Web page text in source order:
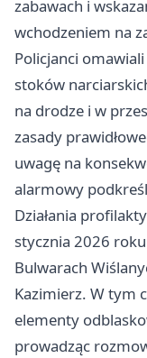
zabawach i
wchodzeniem na
Policjanci
stoków
na drodze i w
zasady
uwagę na
alarmowy
Działania
stycznia 2026
Bulwarach
Kazimierz. W tym
elementy
prowadząc